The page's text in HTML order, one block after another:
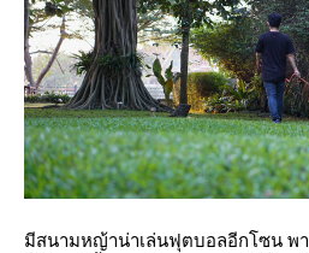
มีสนามหญ้าน่าเล่นฟุตบอลอีกโซน พา